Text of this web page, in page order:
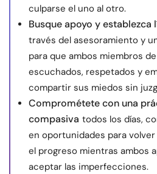
Sobre nosotros Contáctanos
nosotros
© Copyright 2026. Todos los
culparse el uno al otro.
Busque apoyo y establezca
través del asesoramiento y
para que ambos miembros
escuchados, respetados y
compartir sus miedos sin
Comprométete con una
compasiva todos los días,
en oportunidades para
el progreso mientras ambos
aceptar las imperfecciones.